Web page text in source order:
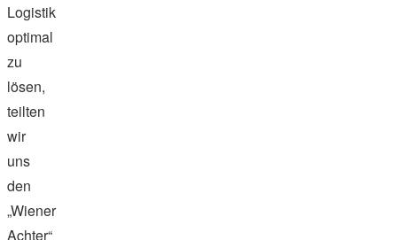
Logistik
optimal
zu
lösen,
teilten
wir
uns
den
„Wiener
Achter“